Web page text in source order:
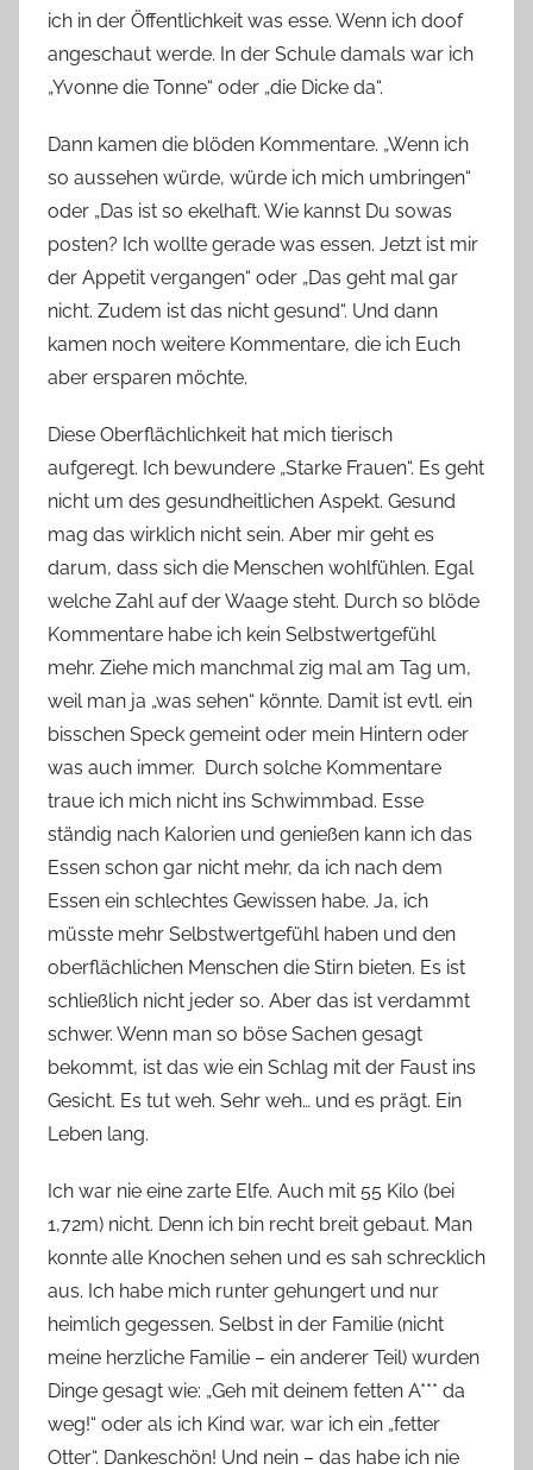
ich in der Öffentlichkeit was esse. Wenn ich doof
angeschaut werde. In der Schule damals war ich
„Yvonne die Tonne“ oder „die Dicke da“.
Dann kamen die blöden Kommentare. „Wenn ich
so aussehen würde, würde ich mich umbringen“
oder „Das ist so ekelhaft. Wie kannst Du sowas
posten? Ich wollte gerade was essen. Jetzt ist mir
der Appetit vergangen“ oder „Das geht mal gar
nicht. Zudem ist das nicht gesund“. Und dann
kamen noch weitere Kommentare, die ich Euch
aber ersparen möchte.
Diese Oberflächlichkeit hat mich tierisch
aufgeregt. Ich bewundere „Starke Frauen“. Es geht
nicht um des gesundheitlichen Aspekt. Gesund
mag das wirklich nicht sein. Aber mir geht es
darum, dass sich die Menschen wohlfühlen. Egal
welche Zahl auf der Waage steht. Durch so blöde
Kommentare habe ich kein Selbstwertgefühl
mehr. Ziehe mich manchmal zig mal am Tag um,
weil man ja „was sehen“ könnte. Damit ist evtl. ein
bisschen Speck gemeint oder mein Hintern oder
was auch immer. Durch solche Kommentare
traue ich mich nicht ins Schwimmbad. Esse
ständig nach Kalorien und genießen kann ich das
Essen schon gar nicht mehr, da ich nach dem
Essen ein schlechtes Gewissen habe. Ja, ich
müsste mehr Selbstwertgefühl haben und den
oberflächlichen Menschen die Stirn bieten. Es ist
schließlich nicht jeder so. Aber das ist verdammt
schwer. Wenn man so böse Sachen gesagt
bekommt, ist das wie ein Schlag mit der Faust ins
Gesicht. Es tut weh. Sehr weh… und es prägt. Ein
Leben lang.
Ich war nie eine zarte Elfe. Auch mit 55 Kilo (bei
1,72m) nicht. Denn ich bin recht breit gebaut. Man
konnte alle Knochen sehen und es sah schrecklich
aus. Ich habe mich runter gehungert und nur
heimlich gegessen. Selbst in der Familie (nicht
meine herzliche Familie – ein anderer Teil) wurden
Dinge gesagt wie: „Geh mit deinem fetten A*** da
weg!“ oder als ich Kind war, war ich ein „fetter
Otter“. Dankeschön! Und nein – das habe ich nie